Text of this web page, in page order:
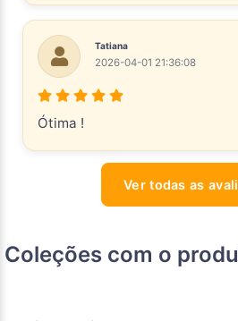
Tatiana
2026-04-01 21:36:08
Ótima !
Ver todas as
Coleções com o